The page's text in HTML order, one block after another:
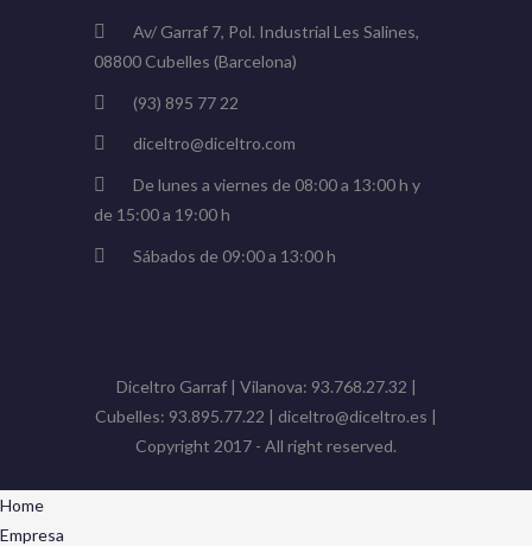
Av/ Garraf 7, Pol. Industrial Les Salines,
08800 Cubelles (Barcelona)
(93) 895 77 22
diceltro@diceltro.com
De lunes a viernes de 08:00 a 13:00 h y
de 15:00 a 19:00 h
Sábados de 09:00 a 13:00 h
Diceltro Garraf | Vilanova: 93.768.27.32 |
Cubelles: 93.895.77.22 | diceltro@diceltro.es |
Copyright 2017 - All right reserved.
Home
Empresa